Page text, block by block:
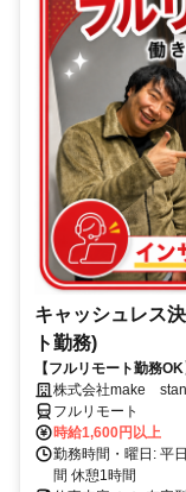
キャッシュレス
ト勤務)
【フルリモート勤務
スキルアップ
株式会社make
フルリモート
時給1,600円以上
勤務時間・曜日: 平
間 休憩1時間